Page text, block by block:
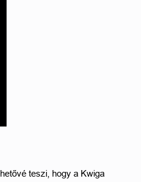
teszi, hogy a Kwiga